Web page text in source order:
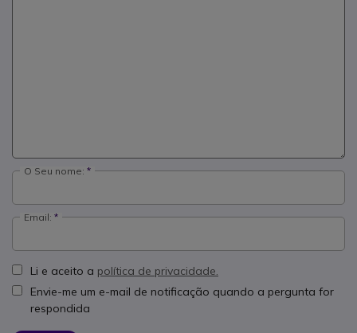
O Seu nome:
Email:
Li e aceito a política de privacidade.
Envie-me um e-mail de notificação quando a pergunta for
respondida